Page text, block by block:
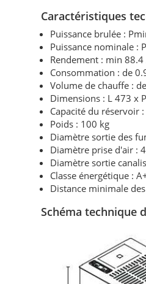
Caractéristiques
Puissance brulée :
Puissance nominale :
Rendement : min
Consommation : de
Volume de chauffe :
Dimensions : L 473 x
Capacité du réservoir
Poids : 100 kg
Diamètre sortie des
Diamètre prise d'air :
Diamètre sortie
Classe énergétique :
Distance minimale
Schéma technique